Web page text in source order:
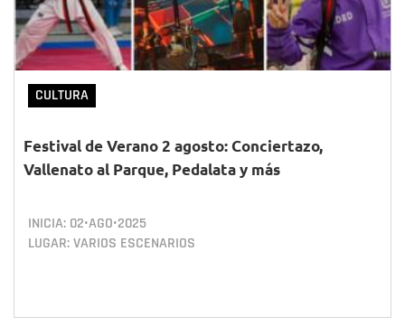
CULTURA
Festival de Verano 2 agosto: Conciertazo,
Vallenato al Parque, Pedalata y más
INICIA: 02•AGO•2025
LUGAR: VARIOS ESCENARIOS